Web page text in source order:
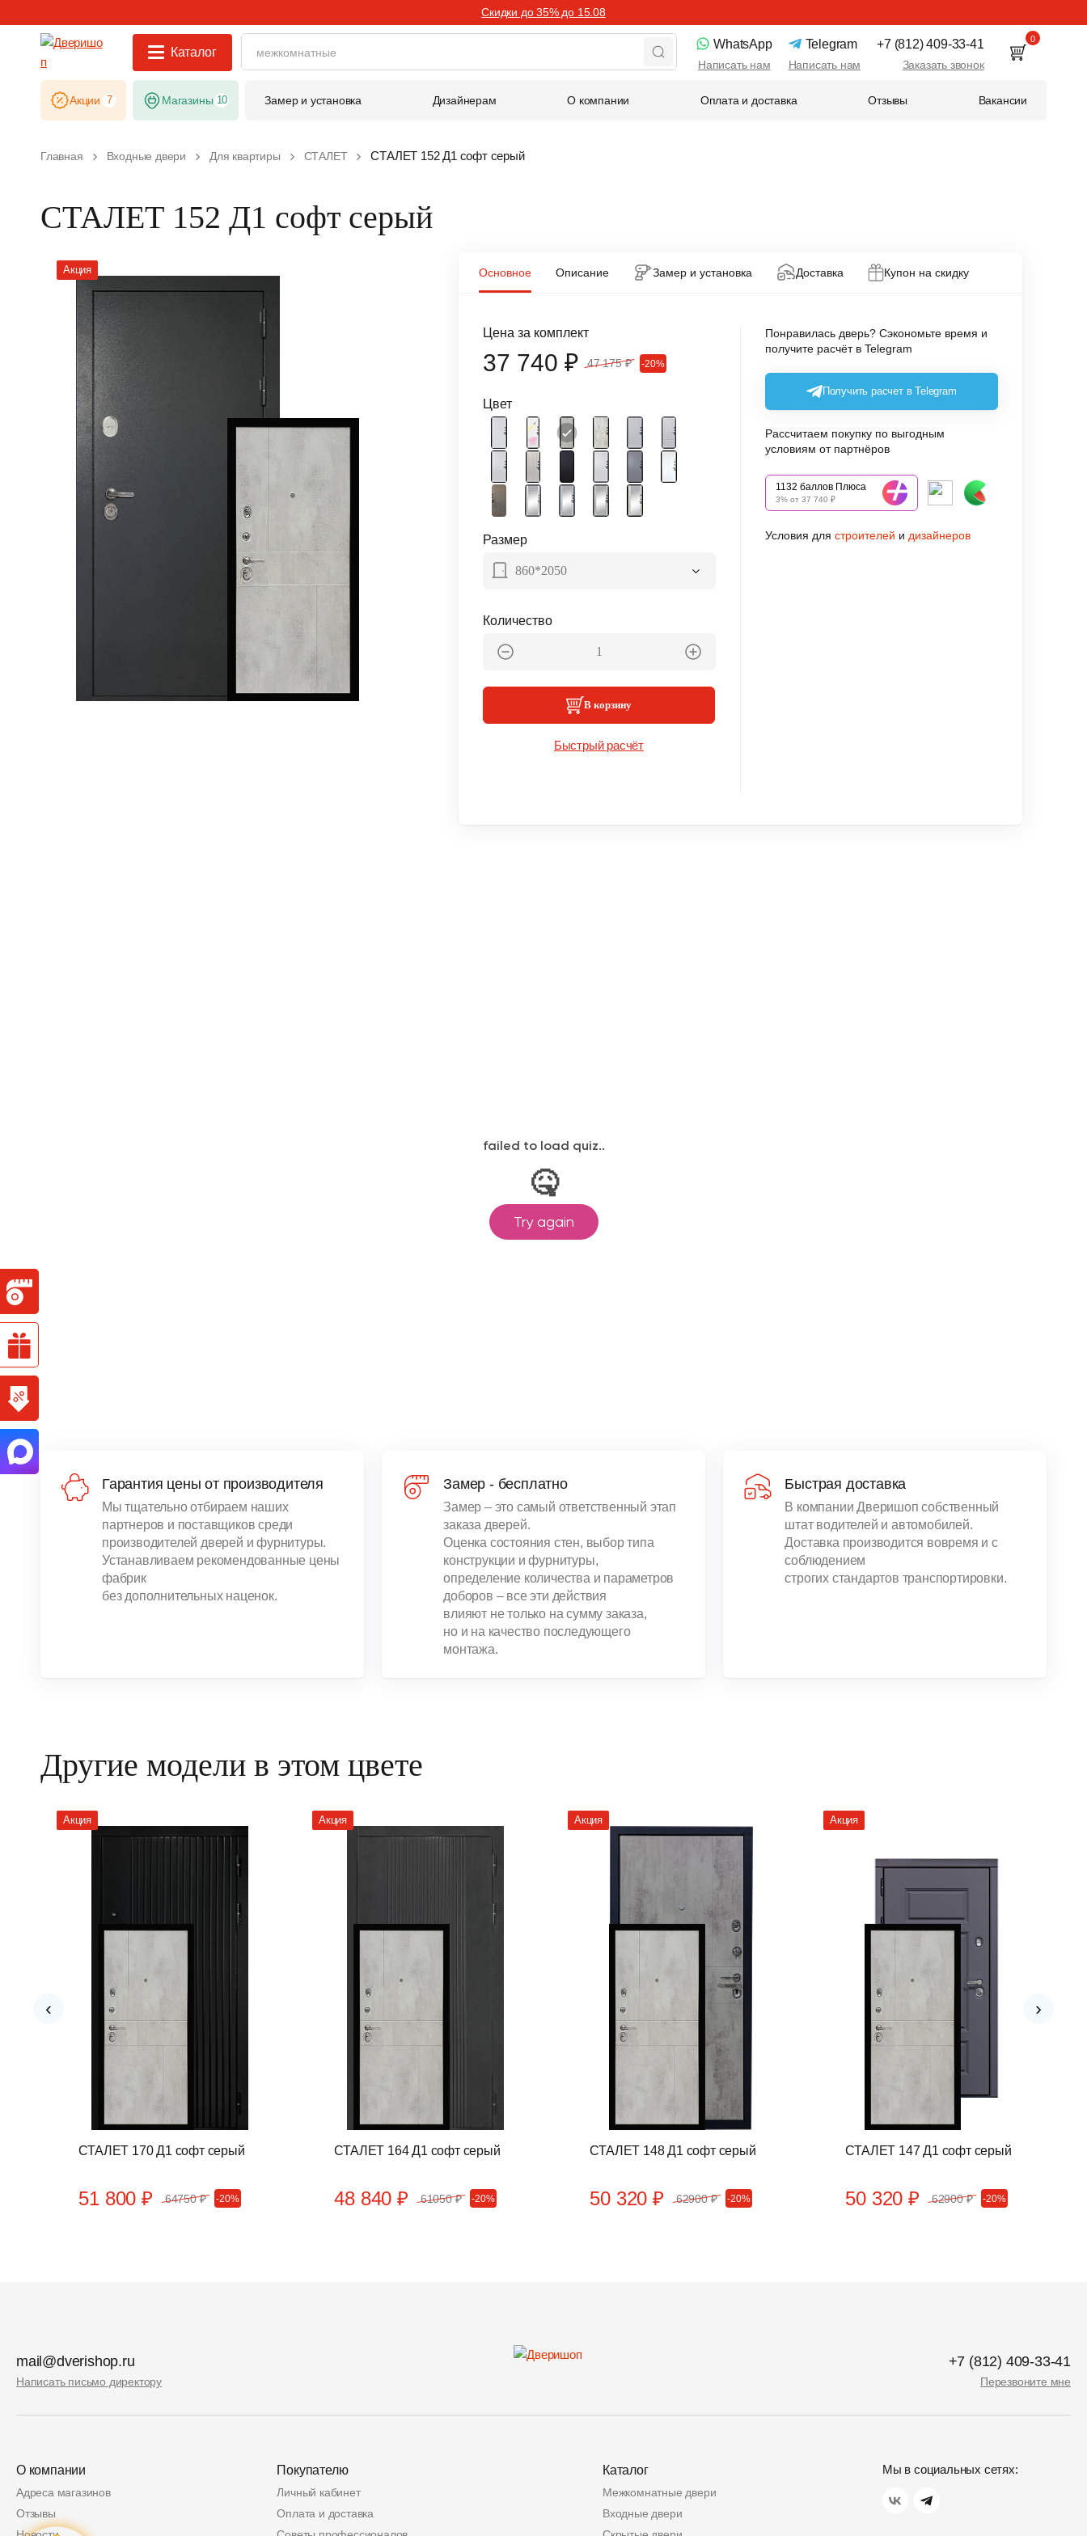
Скидки до 35% до 15.08
Каталог
WhatsApp
Написать нам
Telegram
Написать нам
+7 (812) 409-33-41
Заказать звонок
0
Акции 7 Магазины 10 Замер и установка Дизайнерам О компании Оплата и доставка Отзывы Вакансии
Главная Входные двери Для квартиры СТАЛЕТ СТАЛЕТ 152 Д1 софт серый
СТАЛЕТ 152 Д1 софт серый
Акция Основное Описание Замер и установка Доставка Купон на скидку
Цвет
Размер
860*2050
Количество
Цена за комплект
37 740 ₽ 47 175 ₽ -20%
В корзину
Быстрый расчёт
Понравилась дверь? Сэкономьте время и
получите расчёт в Telegram
Получить расчет в Telegram
Рассчитаем покупку по выгодным
условиям от партнёров
1132 баллов Плюса
3% от 37 740 ₽
Условия для строителей и дизайнеров
Гарантия цены от производителя
Мы тщательно отбираем наших
партнеров и поставщиков среди
производителей дверей и фурнитуры.
Устанавливаем рекомендованные цены
фабрик
без дополнительных наценок.
Замер - бесплатно
Замер – это самый ответственный этап
заказа дверей.
Оценка состояния стен, выбор типа
конструкции и фурнитуры,
определение количества и параметров
доборов – все эти действия
влияют не только на сумму заказа,
но и на качество последующего
монтажа.
Быстрая доставка
В компании Дверишоп собственный
штат водителей и автомобилей.
Доставка производится вовремя и с
соблюдением
строгих стандартов транспортировки.
Другие модели в этом цвете
Акция
СТАЛЕТ 170 Д1 софт серый
51 800 ₽ 64750 ₽ -20%
Акция
СТАЛЕТ 164 Д1 софт серый
48 840 ₽ 61050 ₽ -20%
Акция
СТАЛЕТ 148 Д1 софт серый
50 320 ₽ 62900 ₽ -20%
Акция
СТАЛЕТ 147 Д1 софт серый
50 320 ₽ 62900 ₽ -20%
‹ ›
mail@dverishop.ru
Написать письмо директору
+7 (812) 409-33-41
Перезвоните мне
О компании
Адреса магазинов
Отзывы
Покупателю
Личный кабинет
Оплата и доставка
Каталог
Межкомнатные двери
Входные двери
Мы в социальных сетях: